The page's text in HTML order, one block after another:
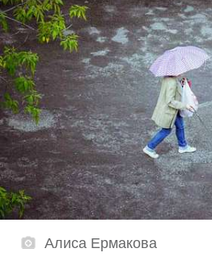
Алиса Ермакова